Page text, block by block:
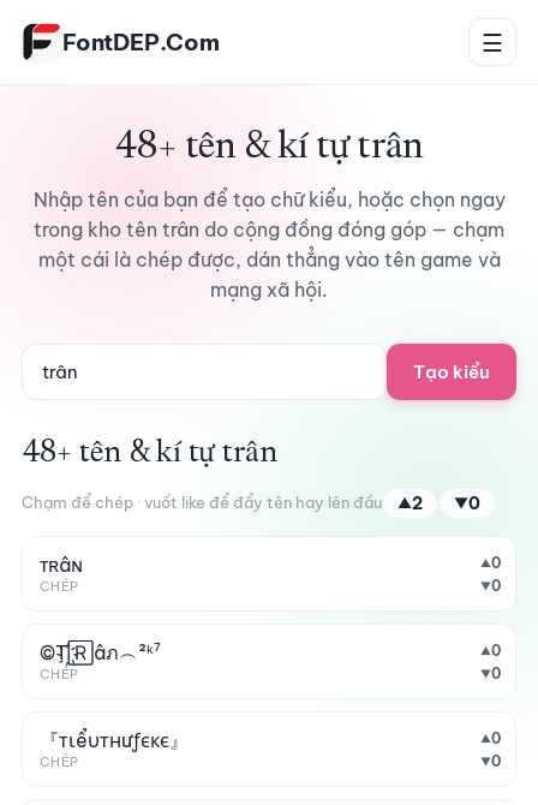
FontDEP.Com ☰
48+ tên & kí tự trân
Nhập tên của bạn để tạo chữ kiểu, hoặc chọn ngay
trong kho tên trân do cộng đồng đóng góp — chạm
một cái là chép được, dán thẳng vào tên game và
mạng xã hội.
Tạo kiểu
48+ tên & kí tự trân
Chạm để chép · vuốt like để đẩy tên hay lên đầu ▲2 ▼0
ᴛʀâɴ
CHÉP
▲0
▼0
©T҉🅁âภ︵²ᵏ⁷
CHÉP
▲0
▼0
『тιểυтнưƒєкє』
CHÉP
▲0
▼0